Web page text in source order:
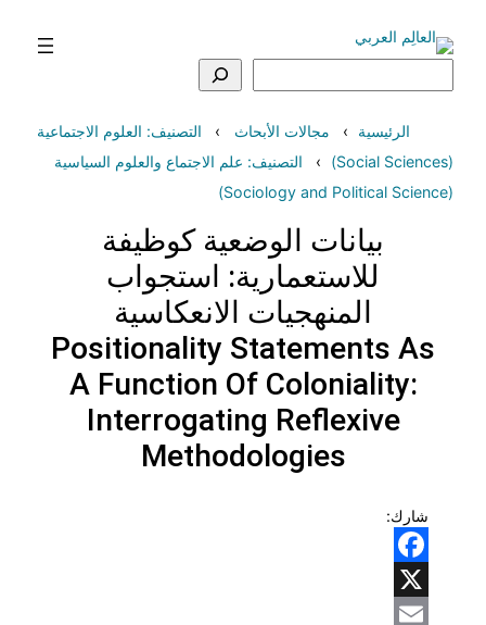
المحتوى
الرئيسية مجالات الأبحاث
التصنيف: العلوم الاجتماعية
(Social Sciences)
التصنيف: علم الاجتماع والعلوم السياسية
(Sociology and Political Science)
بيانات الوضعية كوظيفة
للاستعمارية: استجواب
المنهجيات الانعكاسية
Positionality Statements As
A Function Of Coloniality:
Interrogating Reflexive
Methodologies
شارك:
Facebook
X